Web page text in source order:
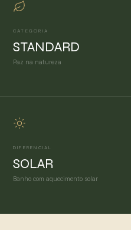
CATEGORIA
STANDARD
Paz na natureza
DIFERENCIAL
SOLAR
Banho com aquecimento solar